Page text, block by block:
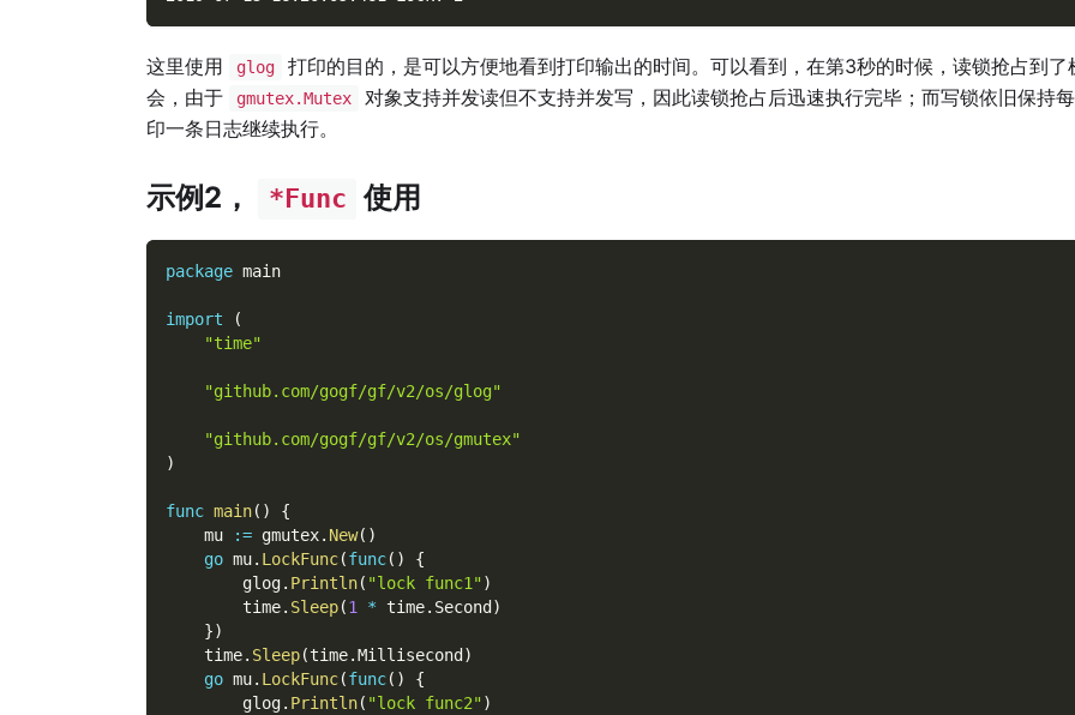
这里使用 glog
打印的目的，是可以方便地看到打印输出的时间。可以看到，在第3秒的时候，读锁抢占到了
会，由于
gmutex.Mutex
对象支持并发读但不支持并发写，因此读锁抢占后迅速执行完毕；而写锁依旧保持
印一条日志继续执行。
示例2， *Func 使用
package main
import
(
"time"
"github.com/gogf/gf/v2/os/glog"
"github.com/gogf/gf/v2/os/gmutex"
)
func main( )
{
    mu
:= gmutex. New( )
go mu. LockFunc(func( )
{
        glog
. Println( "lock func1")
        time
. Sleep(1 * time. Second )
})
    time
. Sleep(time.Millisecond )
go mu. LockFunc(func( )
{
        glog
. Println( "lock func2")